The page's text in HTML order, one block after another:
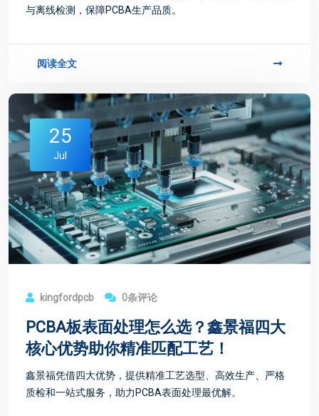
与离线检测，保障PCBA生产品质。
阅读全文
25
Jul
kingfordpcb 0条评论
PCBA板表面处理怎么选？鑫景福四大
核心优势助你精准匹配工艺！
鑫景福凭借四大优势，提供精准工艺选型、高效生产、严格
质检和一站式服务，助力PCBA表面处理最优解。